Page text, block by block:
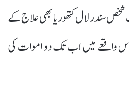
سندر لال کتھوریا بھی علاج کے
واقعے میں اب تک دو اموات کی